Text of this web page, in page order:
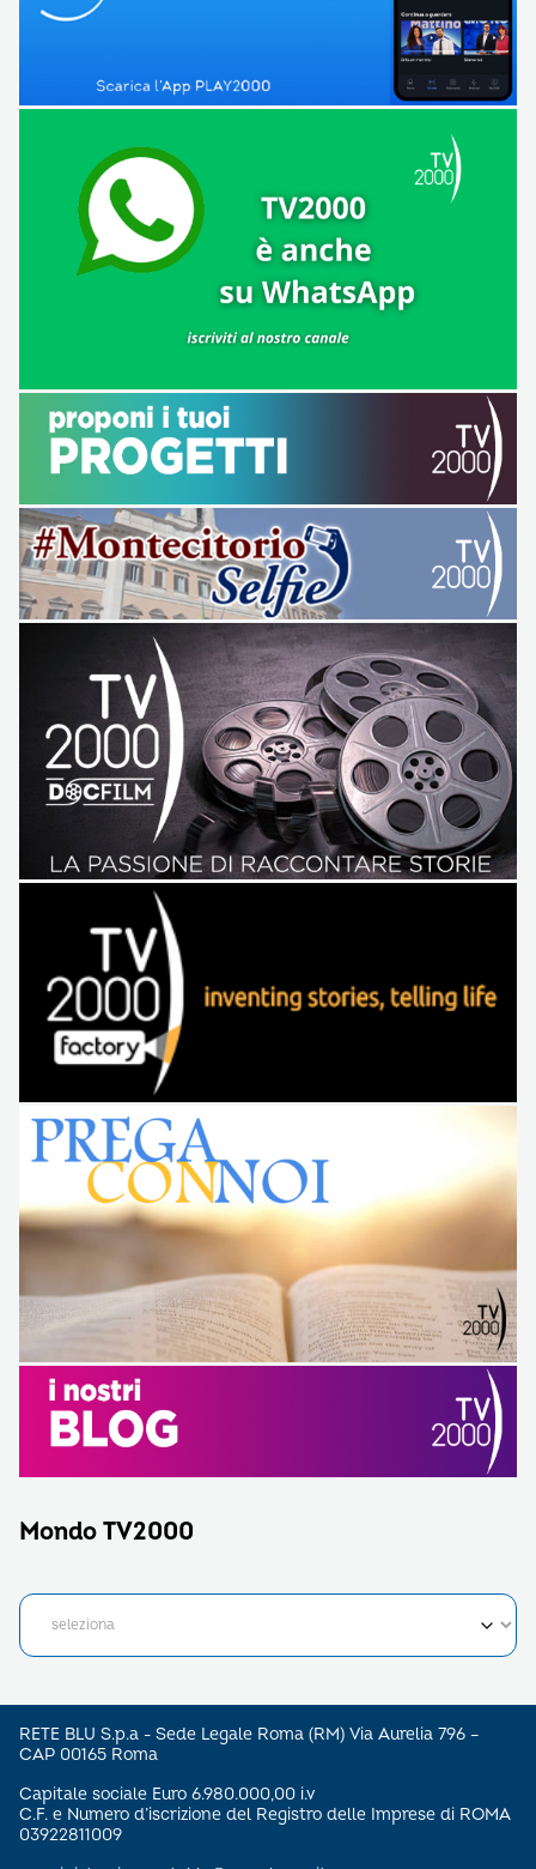
Mondo TV2000
RETE BLU S.p.a - Sede Legale Roma (RM) Via Aurelia 796 –
CAP 00165 Roma
Capitale sociale Euro 6.980.000,00 i.v
C.F. e Numero d’iscrizione del Registro delle Imprese di ROMA
03922811009